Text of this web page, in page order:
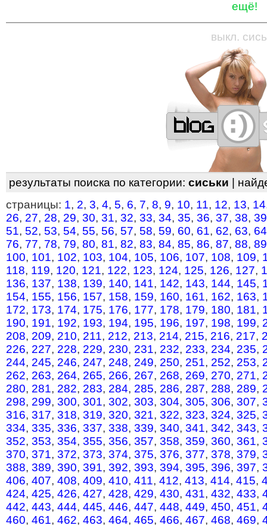
ещё!
—————————————————
выкл.
результаты поиска по категории: сиськи |
страницы: 1, 2, 3, 4, 5, 6, 7, 8, 9, 10, 11, 12, 13, 14
26, 27, 28, 29, 30, 31, 32, 33, 34, 35, 36, 37, 38, 39
51, 52, 53, 54, 55, 56, 57, 58, 59, 60, 61, 62, 63, 64
76, 77, 78, 79, 80, 81, 82, 83, 84, 85, 86, 87, 88, 89
100, 101, 102, 103, 104, 105, 106, 107, 108, 109,
118, 119, 120, 121, 122, 123, 124, 125, 126, 127,
136, 137, 138, 139, 140, 141, 142, 143, 144, 145,
154, 155, 156, 157, 158, 159, 160, 161, 162, 163,
172, 173, 174, 175, 176, 177, 178, 179, 180, 181,
190, 191, 192, 193, 194, 195, 196, 197, 198, 199,
208, 209, 210, 211, 212, 213, 214, 215, 216, 217,
226, 227, 228, 229, 230, 231, 232, 233, 234, 235,
244, 245, 246, 247, 248, 249, 250, 251, 252, 253,
262, 263, 264, 265, 266, 267, 268, 269, 270, 271,
280, 281, 282, 283, 284, 285, 286, 287, 288, 289,
298, 299, 300, 301, 302, 303, 304, 305, 306, 307,
316, 317, 318, 319, 320, 321, 322, 323, 324, 325,
334, 335, 336, 337, 338, 339, 340, 341, 342, 343,
352, 353, 354, 355, 356, 357, 358, 359, 360, 361,
370, 371, 372, 373, 374, 375, 376, 377, 378, 379,
388, 389, 390, 391, 392, 393, 394, 395, 396, 397,
406, 407, 408, 409, 410, 411, 412, 413, 414, 415,
424, 425, 426, 427, 428, 429, 430, 431, 432, 433,
442, 443, 444, 445, 446, 447, 448, 449, 450, 451,
460, 461, 462, 463, 464, 465, 466, 467, 468, 469,